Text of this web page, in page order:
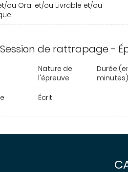
ou Oral et/ou Livrable et/ou
de rattrapage -
Nature de
l'épreuve
Durée
minutes)
Écrit